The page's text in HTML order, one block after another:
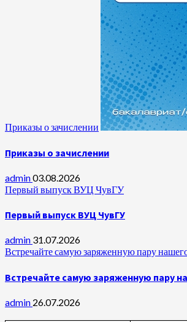
Приказы о зачислении
Приказы о зачислении
admin03.08.2026
Первый выпуск ВУЦ ЧувГУ
Первый выпуск ВУЦ ЧувГУ
admin 31.07.2026
Встречайте самую заряженную пару
Встречайте самую заряженную пару
admin 26.07.2026